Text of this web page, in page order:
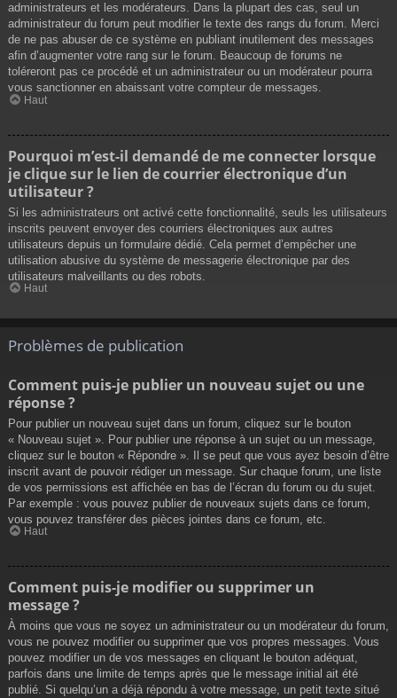
administrateurs et les modérateurs. Dans la plupart des cas, seul un
administrateur du forum peut modifier le texte des rangs du forum. Merci
de ne pas abuser de ce système en publiant inutilement des messages
afin d’augmenter votre rang sur le forum. Beaucoup de forums ne
toléreront pas ce procédé et un administrateur ou un modérateur pourra
vous sanctionner en abaissant votre compteur de messages.
Haut
Pourquoi m’est-il demandé de me connecter lorsque
je clique sur le lien de courrier électronique d’un
utilisateur ?
Si les administrateurs ont activé cette fonctionnalité, seuls les utilisateurs
inscrits peuvent envoyer des courriers électroniques aux autres
utilisateurs depuis un formulaire dédié. Cela permet d’empêcher une
utilisation abusive du système de messagerie électronique par des
utilisateurs malveillants ou des robots.
Haut
Problèmes de publication
Comment puis-je publier un nouveau sujet ou une
réponse ?
Pour publier un nouveau sujet dans un forum, cliquez sur le bouton
« Nouveau sujet ». Pour publier une réponse à un sujet ou un message,
cliquez sur le bouton « Répondre ». Il se peut que vous ayez besoin d’être
inscrit avant de pouvoir rédiger un message. Sur chaque forum, une liste
de vos permissions est affichée en bas de l’écran du forum ou du sujet.
Par exemple : vous pouvez publier de nouveaux sujets dans ce forum,
vous pouvez transférer des pièces jointes dans ce forum, etc.
Haut
Comment puis-je modifier ou supprimer un
message ?
À moins que vous ne soyez un administrateur ou un modérateur du forum,
vous ne pouvez modifier ou supprimer que vos propres messages. Vous
pouvez modifier un de vos messages en cliquant le bouton adéquat,
parfois dans une limite de temps après que le message initial ait été
publié. Si quelqu’un a déjà répondu à votre message, un petit texte situé